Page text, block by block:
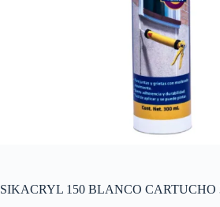
SIKACRYL 150 BLANCO CARTUCHO